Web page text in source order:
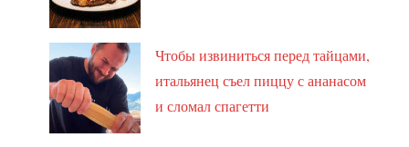
Чтобы извиниться перед тайцами,
итальянец съел пиццу с ананасом
и сломал спагетти